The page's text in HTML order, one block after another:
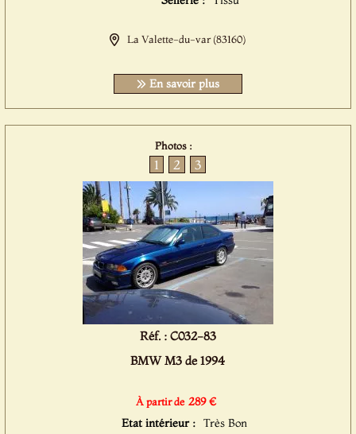
La Valette-du-var (83160)
En savoir plus
Photos :
1 2 3
Réf. : C032-83
BMW M3 de 1994
À partir de 289 €
Etat intérieur : Très Bon